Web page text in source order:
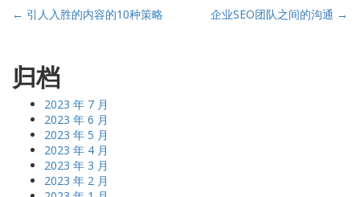
Post
← 引人入胜的内容的10种策略 企业SEO团队之间的沟通 →
归档
2023 年 7 月
2023 年 6 月
2023 年 5 月
2023 年 4 月
2023 年 3 月
2023 年 2 月